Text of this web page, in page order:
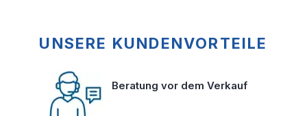
UNSERE KUNDENVORTEILE
Beratung vor dem Verkauf